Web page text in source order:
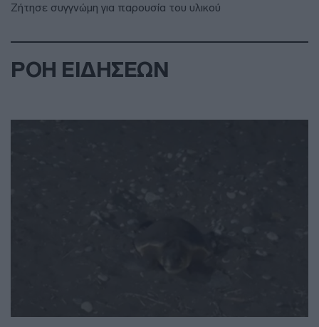
Ζήτησε συγγνώμη για παρουσία του υλικού
ΡΟΗ ΕΙΔΗΣΕΩΝ